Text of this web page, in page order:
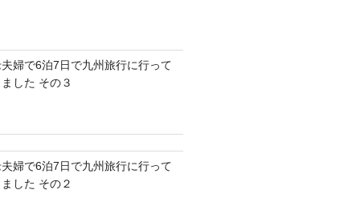
婦で6泊7日で九州旅行に行って
した その３
婦で6泊7日で九州旅行に行って
した その２